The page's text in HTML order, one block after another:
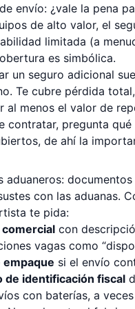
envío: ¿vale la pena
de alto valor, el
limitada (a
es simbólica.
un seguro adicional
Te cubre pérdida
al menos el valor de
contratar, pregunta
de ahí la
aduaneros:
con las aduanas.
te pida:
comercial con
vagas como
empaque si el envío
de identificación fiscal
con baterías, a